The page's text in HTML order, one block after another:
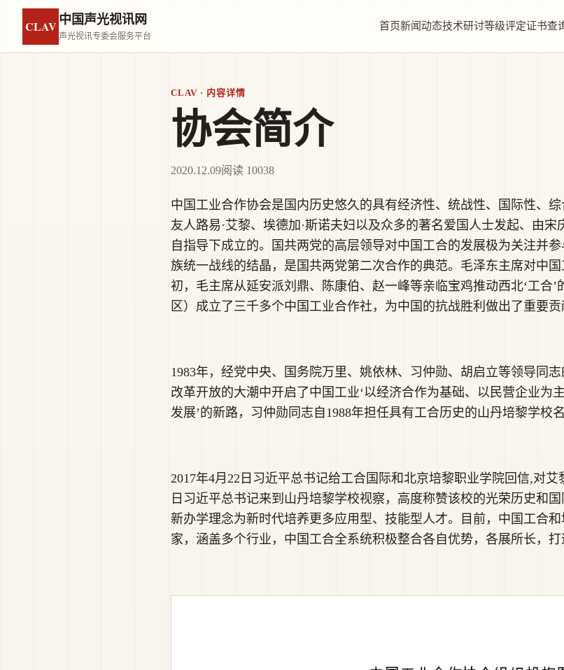
CLAV 中国声光视讯网
声光视讯专委会服务平台
首页新闻动态技术研讨等级评定证书查
CLAV · 内容详情
协会简介
2020.12.09阅读 10038
中国工业合作协会是国内历史悠久的具有经济性、统战性、国际性、
友人路易·艾黎、埃德加·斯诺夫妇以及众多的著名爱国人士发起、由
自指导下成立的。国共两党的高层领导对中国工合的发展极为关注并
族统一战线的结晶，是国共两党第二次合作的典范。毛泽东主席对中
初，毛主席从延安派刘鼎、陈康伯、赵一峰等亲临宝鸡推动西北‘工合
区）成立了三千多个中国工业合作社，为中国的抗战胜利做出了重要贡
1983年，经党中央、国务院万里、姚依林、习仲勋、胡启立等领导同
改革开放的大潮中开启了中国工业‘以经济合作为基础、以民营企业为
发展’的新路，习仲勋同志自1988年担任具有工合历史的山丹培黎学校名
2017年4月22日习近平总书记给工合国际和北京培黎职业学院回信,对
日习近平总书记来到山丹培黎学校视察，高度称赞该校的光荣历史和
新办学理念为新时代培养更多应用型、技能型人才。目前，中国工合
家，涵盖多个行业，中国工合全系统积极整合各自优势，各展所长，打